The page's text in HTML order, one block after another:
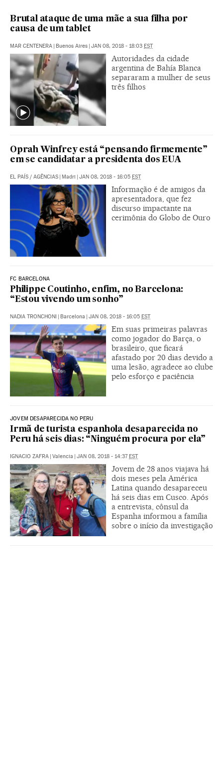
Brutal ataque de uma mãe a sua filha por
causa de um tablet
MAR CENTENERA Buenos Aires JAN 08, 2018 - 18:03 EST
Autoridades da cidade
argentina de Bahía Blanca
separaram a mulher de seus
três filhos
Oprah Winfrey está “pensando firmemente”
em se candidatar a presidenta dos EUA
EL PAÍS / AGÊNCIAS Madri JAN 08, 2018 - 16:05 EST
Informação é de amigos da
apresentadora, que fez
discurso impactante na
cerimônia do Globo de Ouro
FC BARCELONA
Philippe Coutinho, enfim, no Barcelona:
“Estou vivendo um sonho”
NADIA TRONCHONI | Barcelona | JAN 08, 2018 - 16:05 EST
Em suas primeiras palavras
como jogador do Barça, o
brasileiro, que ficará
afastado por 20 dias devido a
uma lesão, agradece ao clube
pelo esforço e paciência
JOVEM DESAPARECIDA NO PERU
Irmã de turista espanhola desaparecida no
Peru há seis dias: “Ninguém procura por ela”
IGNACIO ZAFRA | Valencia | JAN 08, 2018 - 14:37EST
Jovem de 28 anos viajava há
dois meses pela América
Latina quando desapareceu
há seis dias em Cusco. Após
a entrevista, cônsul da
Espanha informou a família
sobre o início da investigação